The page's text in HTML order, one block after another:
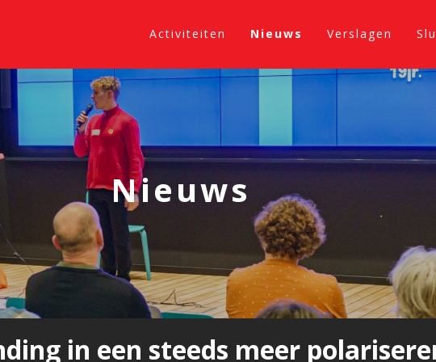
Activiteiten Nieuws Verslagen
Nieuws
in een steeds meer